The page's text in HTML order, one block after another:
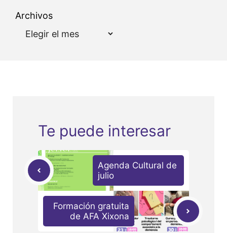
Archivos
Te puede interesar
Agenda Cultural de
julio
Formación gratuita
de AFA Xixona